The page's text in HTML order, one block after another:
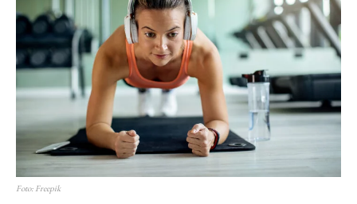
Orci varius natoque dolor
Member full access
Foto: Freepik